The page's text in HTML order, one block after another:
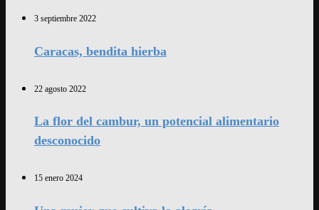
3 septiembre 2022
Caracas, bendita hierba
22 agosto 2022
La flor del cambur, un potencial alimentario
desconocido
15 enero 2024